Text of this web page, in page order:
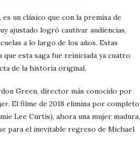
un clásico que con la premisa de
ajustado logró cautivar audiencias,
a lo largo de los años. Estas
esta saga fue reiniciada ya cuatro
de la historia original.
Green, director más conocido por
. El filme de 2018 elimina por completo
Lee Curtis), ahora una mujer madura,
para el inevitable regreso de Michael